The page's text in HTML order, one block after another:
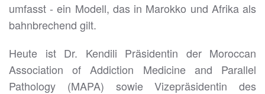
umfasst - ein Modell, das in Marokko und Afrika als
bahnbrechend gilt.
Heute ist Dr. Kendili Präsidentin der Moroccan
Association of Addiction Medicine and Parallel
Pathology (MAPA) sowie Vizepräsidentin des